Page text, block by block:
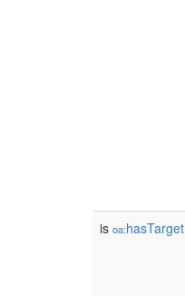
is oa:hasTarget